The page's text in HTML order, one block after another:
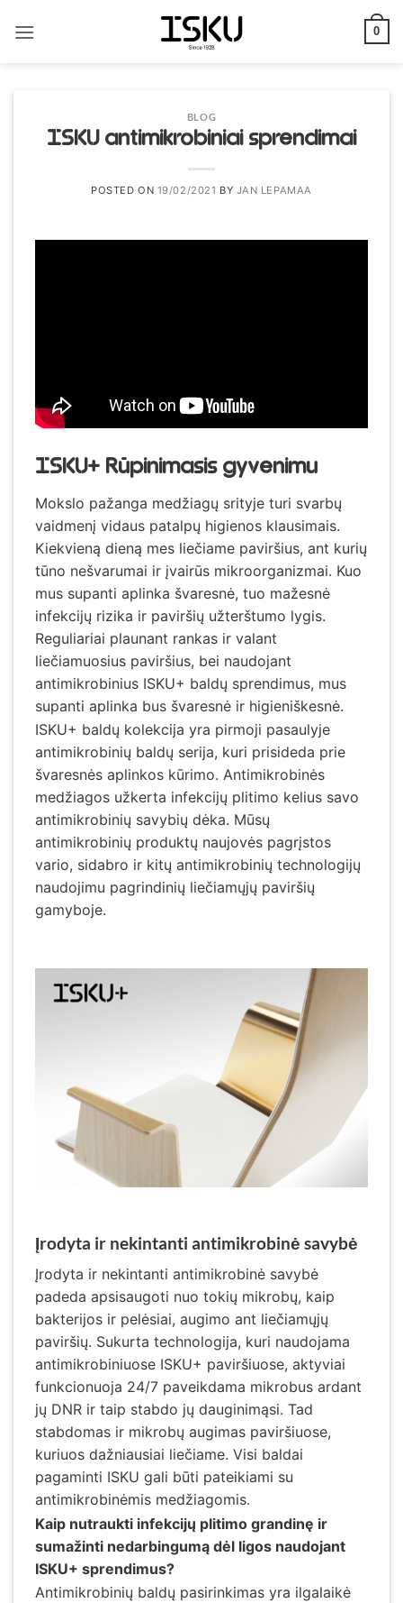
0
BLOG
ISKU antimikrobiniai sprendimai
POSTED ON 19/02/2021 BY JAN LEPAMAA
ISKU+ Rūpinimasis gyvenimu
Mokslo pažanga medžiagų srityje turi svarbų
vaidmenį vidaus patalpų higienos klausimais.
Kiekvieną dieną mes liečiame paviršius, ant kurių
tūno nešvarumai ir įvairūs mikroorganizmai. Kuo
mus supanti aplinka švaresnė, tuo mažesnė
infekcijų rizika ir paviršių užterštumo lygis.
Reguliariai plaunant rankas ir valant
liečiamuosius paviršius, bei naudojant
antimikrobinius ISKU+ baldų sprendimus, mus
supanti aplinka bus švaresnė ir higieniškesnė.
ISKU+ baldų kolekcija yra pirmoji pasaulyje
antimikrobinių baldų serija, kuri prisideda prie
švaresnės aplinkos kūrimo. Antimikrobinės
medžiagos užkerta infekcijų plitimo kelius savo
antimikrobinių savybių dėka. Mūsų
antimikrobinių produktų naujovės pagrįstos
vario, sidabro ir kitų antimikrobinių technologijų
naudojimu pagrindinių liečiamųjų paviršių
gamyboje.
Įrodyta ir nekintanti antimikrobinė savybė
Įrodyta ir nekintanti antimikrobinė savybė
padeda apsisaugoti nuo tokių mikrobų, kaip
bakterijos ir pelėsiai, augimo ant liečiamųjų
paviršių. Sukurta technologija, kuri naudojama
antimikrobiniuose ISKU+ paviršiuose, aktyviai
funkcionuoja 24/7 paveikdama mikrobus ardant
jų DNR ir taip stabdo jų dauginimąsi. Tad
stabdomas ir mikrobų augimas paviršiuose,
kuriuos dažniausiai liečiame. Visi baldai
pagaminti ISKU gali būti pateikiami su
antimikrobinėmis medžiagomis.
Kaip nutraukti infekcijų plitimo grandinę ir
sumažinti nedarbingumą dėl ligos naudojant
ISKU+ sprendimus?
Antimikrobinių baldų pasirinkimas yra ilgalaikė